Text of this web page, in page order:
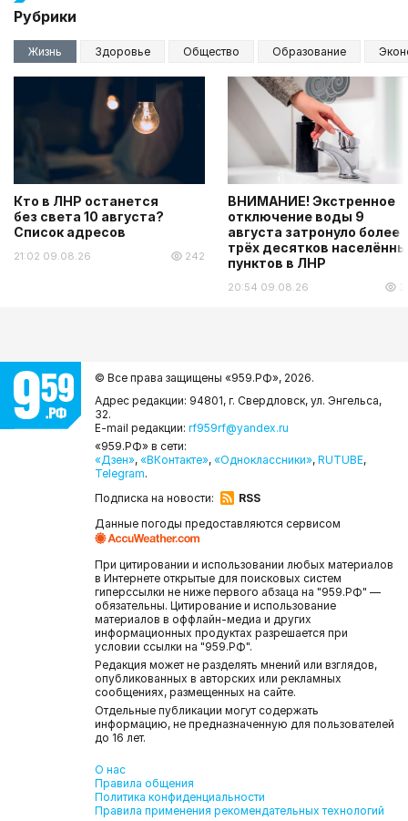
Рубрики
Жизнь Здоровье Общество Образование
Кто в ЛНР останется
без света 10 августа?
Список адресов
21:02 09.08.26 242
ВНИМАНИЕ! Экстренное
отключение воды 9
августа затронуло более
трёх десятков
пунктов в ЛНР
20:54 09.08.26
© Все права защищены «959.РФ», 2026.
Адрес редакции: 94801, г. Свердловск, ул. Энгельса,
32.
E-mail редакции: rf959rf@yandex.ru
«959.РФ» в сети:
«Дзен», «ВКонтакте», «Одноклассники», RUTUBE,
Telegram.
Подписка на новости:
RSS
Данные погоды предоставляются сервисом
При цитировании и использовании любых материалов
в Интернете открытые для поисковых систем
гиперссылки не ниже первого абзаца на "959.РФ" —
обязательны. Цитирование и использование
материалов в оффлайн-медиа и других
информационных продуктах разрешается при
условии ссылки на "959.РФ".
Редакция может не разделять мнений или взглядов,
опубликованных в авторских или рекламных
сообщениях, размещенных на сайте.
Отдельные публикации могут содержать
информацию, не предназначенную для пользователей
до 16 лет.
О нас
Правила общения
Политика конфиденциальности
Правила применения рекомендательных технологий